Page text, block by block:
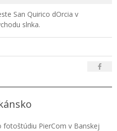
San Quirico dOrcia v
slnka.
PierCom v Banskej